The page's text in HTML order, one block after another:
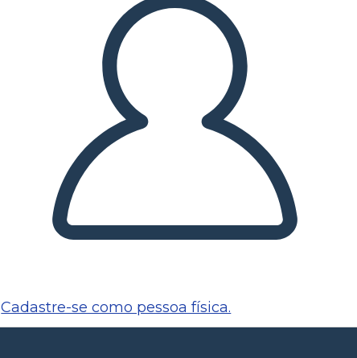
Cadastre-se como pessoa física.